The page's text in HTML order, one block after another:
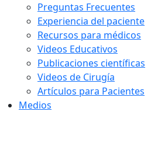
Preguntas Frecuentes
Experiencia del paciente
Recursos para médicos
Videos Educativos
Publicaciones científicas
Videos de Cirugía
Artículos para Pacientes
Medios